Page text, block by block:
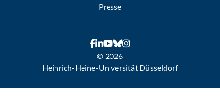
Presse
© 2026
Heinrich-Heine-Universität Düsseldorf